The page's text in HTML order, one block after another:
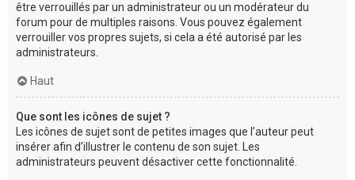
être verrouillés par un administrateur ou un modérateur du
forum pour de multiples raisons. Vous pouvez également
verrouiller vos propres sujets, si cela a été autorisé par les
administrateurs.
Haut
Que sont les icônes de sujet ?
Les icônes de sujet sont de petites images que l’auteur peut
insérer afin d’illustrer le contenu de son sujet. Les
administrateurs peuvent désactiver cette fonctionnalité.